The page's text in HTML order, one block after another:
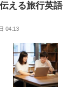
える旅行英語
04:13